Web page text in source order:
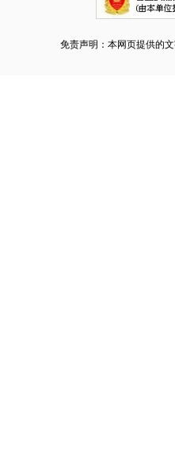
免责声明：本网页提供的